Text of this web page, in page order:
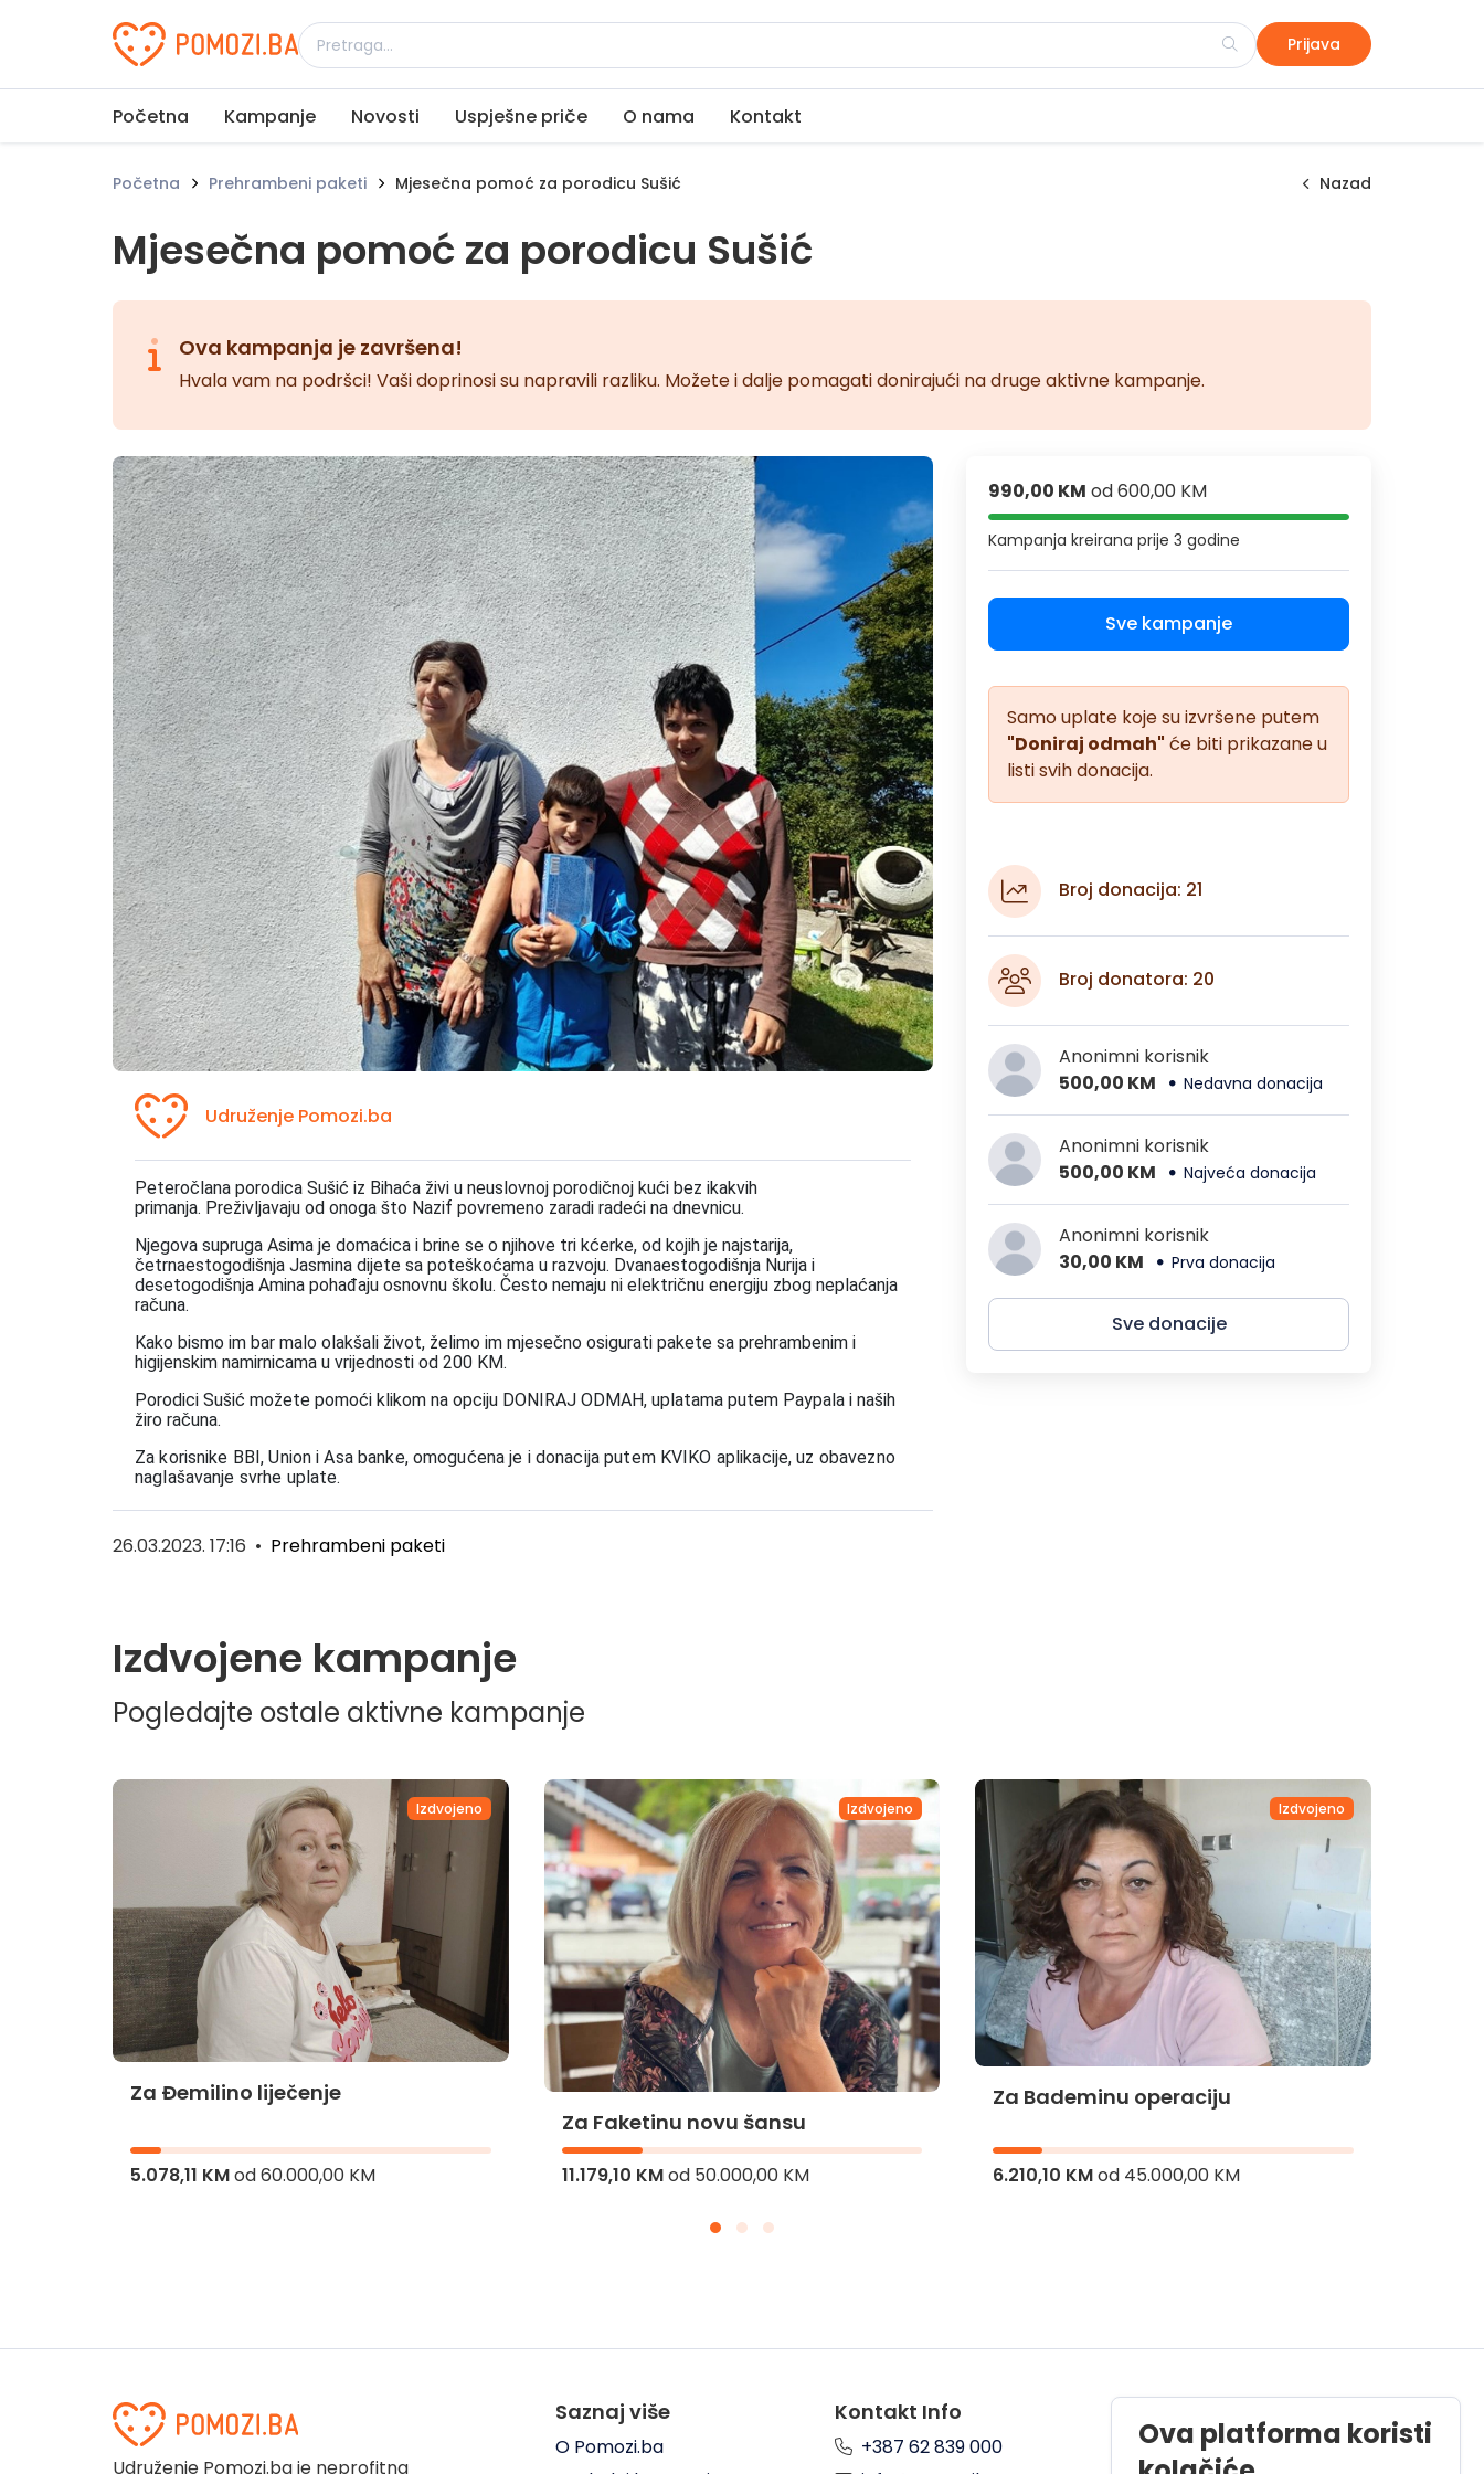
Udruženje Pomozi.ba Prijava
Početna Kampanje Novosti Uspješne priče O nama Kontakt
Početna Prehrambeni paketi Mjesečna pomoć za porodicu Sušić Nazad
Mjesečna pomoć za porodicu Sušić
Ova kampanja je završena!
Hvala vam na podršci! Vaši doprinosi su napravili razliku. Možete i dalje pomagati donirajući na druge aktivne kampanje.
Udruženje Pomozi.ba
Peteročlana porodica Sušić iz Bihaća živi u neuslovnoj porodičnoj kući bez ikakvih
primanja. Preživljavaju od onoga što Nazif povremeno zaradi radeći na dnevnicu.
Njegova supruga Asima je domaćica i brine se o njihove tri kćerke, od kojih je najstarija,
četrnaestogodišnja Jasmina dijete sa poteškoćama u razvoju. Dvanaestogodišnja Nurija i
desetogodišnja Amina pohađaju osnovnu školu. Često nemaju ni električnu energiju zbog neplaćanja
računa.
Kako bismo im bar malo olakšali život, želimo im mjesečno osigurati pakete sa prehrambenim i
higijenskim namirnicama u vrijednosti od 200 KM.
Porodici Sušić možete pomoći klikom na opciju DONIRAJ ODMAH, uplatama putem Paypala i naših
žiro računa.
Za korisnike BBI, Union i Asa banke, omogućena je i donacija putem KVIKO aplikacije, uz obavezno
naglašavanje svrhe uplate.
26.03.2023. 17:16 • Prehrambeni paketi
990,00 KM od600,00 KM
Kampanja kreiranaprije 3 godine
Sve kampanje
Samo uplate koje su izvršene putem
"Doniraj odmah" će biti prikazane u
listi svih donacija.
Broj donacija: 21
Broj donatora: 20
Anonimni korisnik
500,00 KM
Nedavna donacija
Anonimni korisnik
500,00 KM
Najveća donacija
Anonimni korisnik
30,00 KM
Prva donacija
Sve donacije
Izdvojene kampanje
Pogledajte ostale aktivne kampanje
Izdvojeno
Za Đemilino liječenje
5.078,11 KMod60.000,00 KM
Izdvojeno
Za Faketinu novu šansu
11.179,10 KMod 50.000,00 KM
Izdvojeno
Za Bademinu operaciju
6.210,10 KMod 45.000,00 KM
Udruženje Pomozi.ba je neprofitna
Saznaj više
O Pomozi.ba
Kontakt Info
+387 62 839 000
Pon - Pet od 08 do 17h
Ova platforma koristi